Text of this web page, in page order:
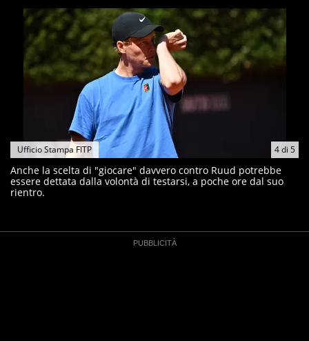
4di 5
Ufficio Stampa FITP
Anche la scelta di "giocare" davvero contro Ruud potrebbe
essere dettata dalla volontà di testarsi, a poche ore dal suo
rientro.